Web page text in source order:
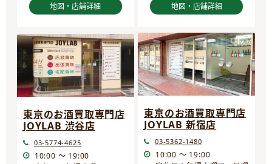
地図・店舗詳細 地図・店舗詳細
東京のお酒買取専門店
JOYLAB 渋谷店
03-5774-4625
10:00 ～ 19:00
東京のお酒買取専門店
JOYLAB 新宿店
03-5362-1480
10:00 ～ 19:00